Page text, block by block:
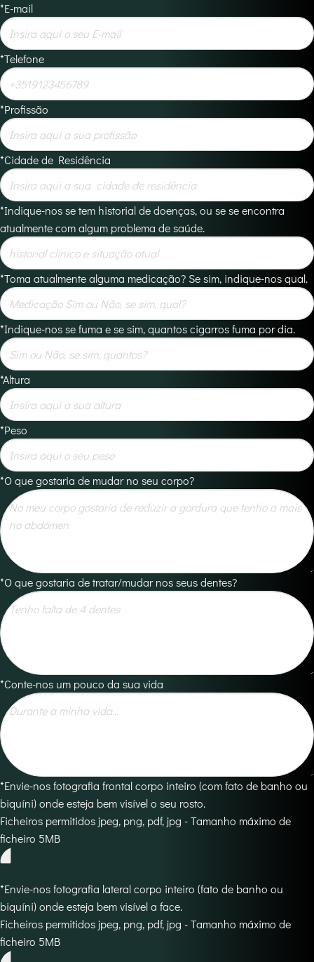
*E-mail
*Telefone
*Profissão
*Cidade de Residência
*Indique-nos se tem historial de doenças, ou se se encontra
atualmente com algum problema de saúde.
*Toma atualmente alguma medicação? Se sim, indique-nos qual.
*Indique-nos se fuma e se sim, quantos cigarros fuma por dia.
*Altura
*Peso
*O que gostaria de mudar no seu corpo?
*O que gostaria de tratar/mudar nos seus dentes?
*Conte-nos um pouco da sua vida
*Envie-nos fotografia frontal corpo inteiro (com fato de banho ou
biquíni) onde esteja bem visível o seu rosto.
Ficheiros permitidos jpeg, png, pdf, jpg - Tamanho máximo de
ficheiro 5MB
*Envie-nos fotografia lateral corpo inteiro (fato de banho ou
biquíni) onde esteja bem visível a face.
Ficheiros permitidos jpeg, png, pdf, jpg - Tamanho máximo de
ficheiro 5MB